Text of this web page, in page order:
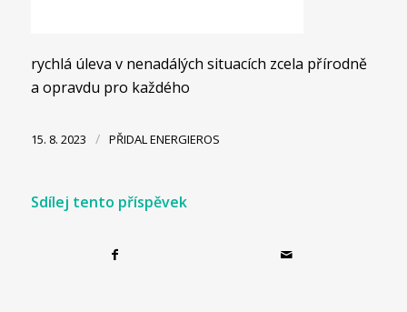
rychlá úleva v nenadálých situacích zcela přírodně
a opravdu pro každého
15. 8. 2023 / PŘIDALENERGIEROS
Sdílej tento příspěvek